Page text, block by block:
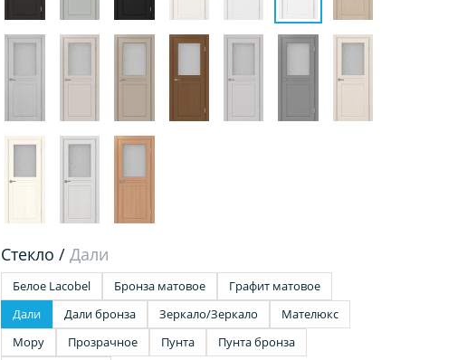
Стекло /Дали
Белое Lacobel Бронза матовое
Графит матовое
Дали
Дали бронза Зеркало/Зеркало
Мателюкс
Мору
Прозрачное Пунта
Пунта бронза